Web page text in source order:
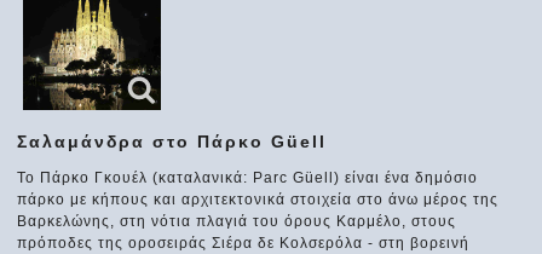
Σαλαμάνδρα στο Πάρκο Güell
Το Πάρκο Γκουέλ (καταλανικά: Parc Güell) είναι ένα δημόσιο
πάρκο με κήπους και αρχιτεκτονικά στοιχεία στο άνω μέρος της
Βαρκελώνης, στη νότια πλαγιά του όρους Καρμέλο, στους
πρόποδες της οροσειράς Σιέρα δε Κολσερόλα - στη βορεινή